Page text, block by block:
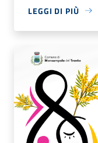
LEGGI DI PIÙ